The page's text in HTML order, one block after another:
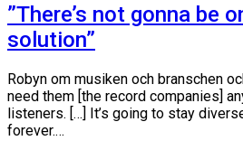
”There’s not gonna be
solution”
Robyn om musiken och branschen
need them [the record companies]
listeners. […] It’s going to stay
forever.…